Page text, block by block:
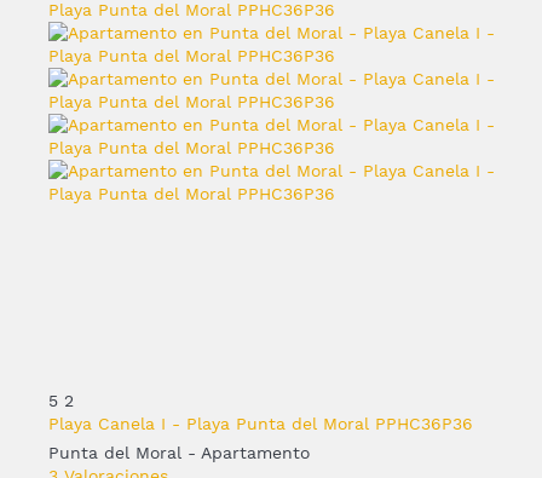
5 2
Playa Canela I - Playa Punta del Moral PPHC36P36
Punta del Moral - Apartamento